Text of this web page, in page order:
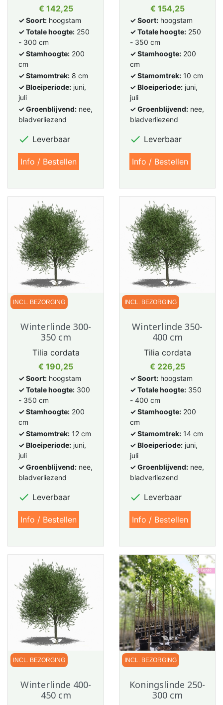
Prijs
€ 142,25
✓ Soort: hoogstam
✓ Totale hoogte: 250
- 300 cm
✓ Stamhoogte: 200
cm
✓ Stamomtrek: 8 cm
✓ Bloeiperiode: juni,
juli
✓ Groenblijvend: nee,
bladverliezend
 Leverbaar
Info / Bestellen
Prijs
€ 154,25
✓ Soort: hoogstam
✓ Totale hoogte: 250
- 350 cm
✓ Stamhoogte: 200
cm
✓ Stamomtrek: 10 cm
✓ Bloeiperiode: juni,
juli
✓ Groenblijvend: nee,
bladverliezend
 Leverbaar
Info / Bestellen
INCL. BEZORGING
Winterlinde 300-
350 cm
Tilia cordata
Prijs
€ 190,25
✓ Soort: hoogstam
✓ Totale hoogte: 300
- 350 cm
✓ Stamhoogte: 200
cm
✓ Stamomtrek: 12 cm
✓ Bloeiperiode: juni,
juli
✓ Groenblijvend: nee,
bladverliezend
 Leverbaar
Info / Bestellen
INCL. BEZORGING
Winterlinde 350-
400 cm
Tilia cordata
Prijs
€ 226,25
✓ Soort: hoogstam
✓ Totale hoogte: 350
- 400 cm
✓ Stamhoogte: 200
cm
✓ Stamomtrek: 14 cm
✓ Bloeiperiode: juni,
juli
✓ Groenblijvend: nee,
bladverliezend
 Leverbaar
Info / Bestellen
INCL. BEZORGING
Winterlinde 400-
450 cm
INCL. BEZORGING
Koningslinde 250-
300 cm